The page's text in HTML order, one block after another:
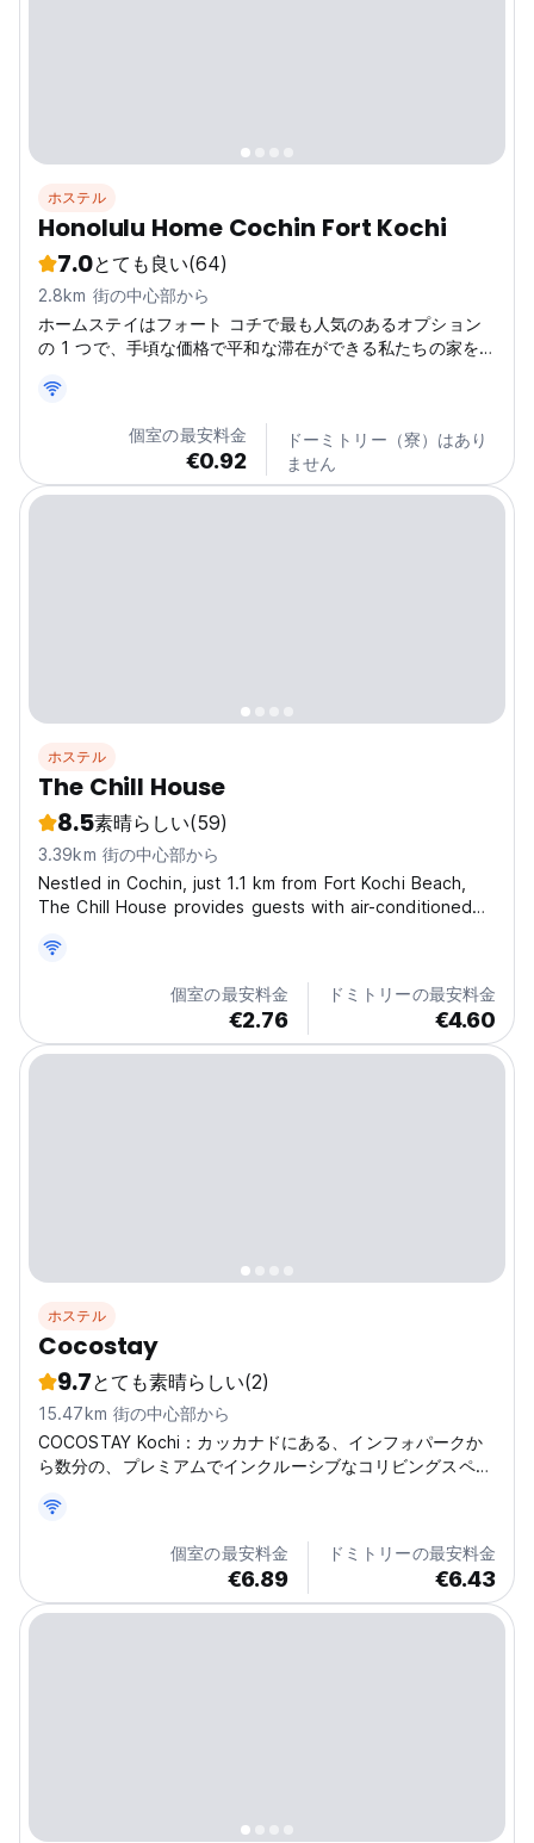
ホステル
Honolulu Home Cochin Fort Kochi
7.0とても良い(64)
2.8km 街の中心部から
ホームステイはフォート コチで最も人気のあるオプション
の 1 つで、手頃な価格で平和な滞在ができる私たちの家を簡
囲気をお約束します。
個室の最安料金
€0.92
ドーミトリー（寮）はあり
ません
ホステル
The Chill House
8.5素晴らしい(59)
3.39km 街の中心部から
Nestled in Cochin, just 1.1 km from Fort Kochi Beach,
The Chill House provides guests with air-conditioned
puts it within easy reach of attractions like Kochi
Biennale, Princess Street, and Vasco Da Gama...
個室の最安料金
€2.76
ドミトリーの最安料金
€4.60
ホステル
Cocostay
9.7とても素晴らしい(2)
15.47km 街の中心部から
COCOSTAY Kochi：カッカナドにある、インフォパークか
ら数分の、プレミアムでインクルーシブなコリビングスペー
タイルでの滞在に最適です。(Auto-translated from original
個室の最安料金
€6.89
ドミトリーの最安料金
€6.43